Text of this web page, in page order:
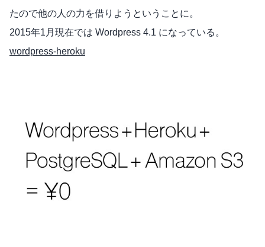
たので他の人の力を借りようということに。
2015年1月現在では Wordpress 4.1 になっている。
wordpress-heroku